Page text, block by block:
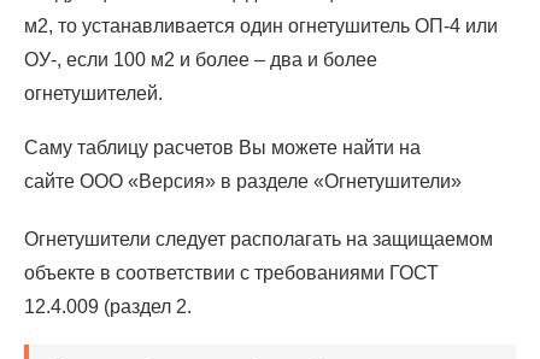
м2, то устанавливается один огнетушитель ОП-4 или
ОУ-, если 100 м2 и более – два и более
огнетушителей.
Саму таблицу расчетов Вы можете найти на
сайте ООО «Версия» в разделе «Огнетушители»
Огнетушители следует располагать на защищаемом
объекте в соответствии с требованиями ГОСТ
12.4.009 (раздел 2.